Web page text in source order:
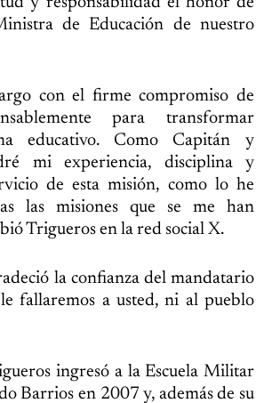
de Educación de nuestro
con el firme compromiso de
para transformar
educativo. Como Capitán y
mi experiencia, disciplina y
de esta misión, como lo he
las misiones que se me han
Trigueros en la red social X.
la confianza del mandatario
fallaremos a usted, ni al pueblo
ingresó a la Escuela Militar
Barrios en 2007 y, además de su